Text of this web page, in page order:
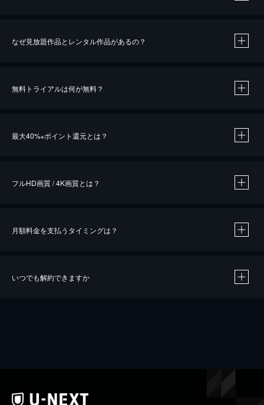
なぜ見放題作品とレンタル作品があるの？
無料トライアルは何が無料？
最大40%※ポイント還元とは？
※40％ポイント還元の対象は、クレジットカード決済による作品の購入 / レンタルです。
フルHD画質 / 4K画質とは？
月額料金を支払うタイミングは？
いつでも解約できますか